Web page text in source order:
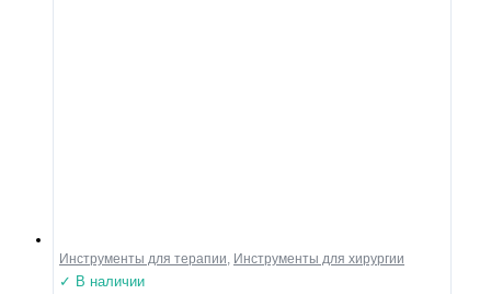
Инструменты для терапии, Инструменты для хирургии
✓ В наличии